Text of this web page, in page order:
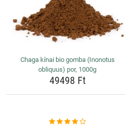
Chaga kínai bio gomba (Inonotus
obliquus) por, 1000g
49498 Ft